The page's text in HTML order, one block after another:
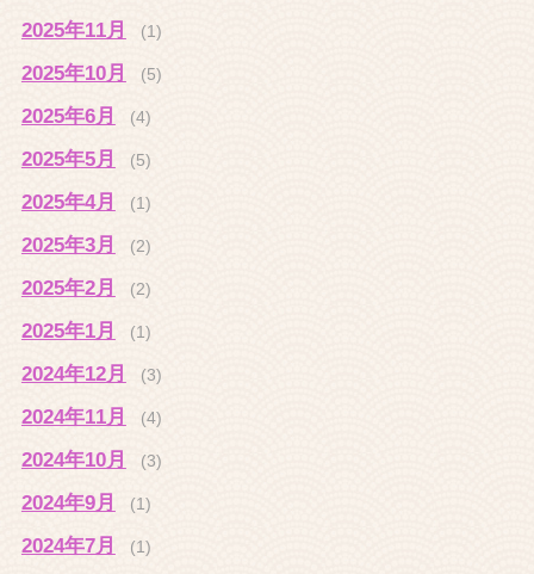
2025年11月 (1)
2025年10月 (5)
2025年6月 (4)
2025年5月 (5)
2025年4月 (1)
2025年3月 (2)
2025年2月 (2)
2025年1月 (1)
2024年12月 (3)
2024年11月 (4)
2024年10月 (3)
2024年9月 (1)
2024年7月 (1)